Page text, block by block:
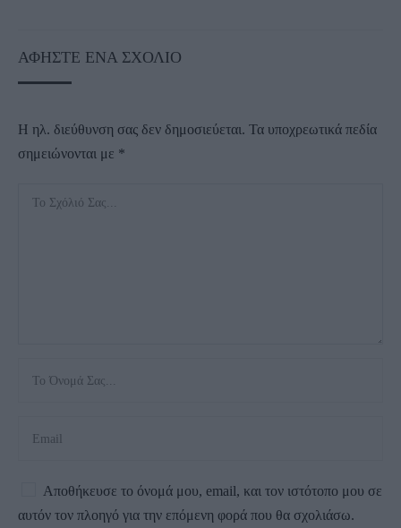
ΑΦΉΣΤΕ ΈΝΑ ΣΧΌΛΙΟ
Η ηλ. διεύθυνση σας δεν δημοσιεύεται. Τα υποχρεωτικά πεδία
σημειώνονται με *
Αποθήκευσε το όνομά μου, email, και τον ιστότοπο μου σε
αυτόν τον πλοηγό για την επόμενη φορά που θα σχολιάσω.